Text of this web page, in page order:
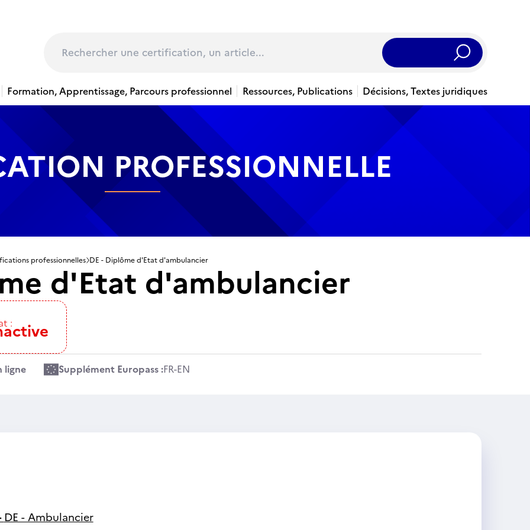
Rechercher
Formation, Apprentissage, Parcours professionnel Ressources, Publications Décisions, Textes juridiques
PROFESSIONNELLE
professionnelles DE - Diplôme d'Etat d'ambulancier
d'Etat d'ambulancier
:
ligne Supplément Europass :FR-EN
DE - Ambulancier